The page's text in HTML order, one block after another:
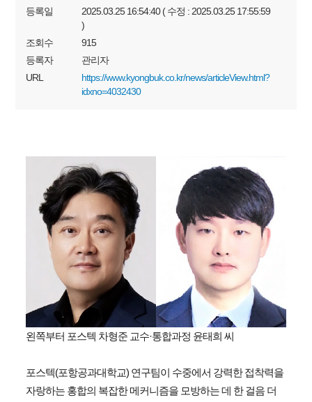
등록일
2025.03.25 16:54:40 ( 수정 : 2025.03.25 17:55:59
)
조회수
915
등록자
관리자
URL
https://www.kyongbuk.co.kr/news/articleView.html?
idxno=4032430
왼쪽부터 포스텍 차형준 교수·통합과정 윤태희 씨
포스텍(포항공과대학교) 연구팀이 수중에서 강력한 접착력을
자랑하는 홍합의 복잡한 메커니즘을 모방하는 데 한 걸음 더